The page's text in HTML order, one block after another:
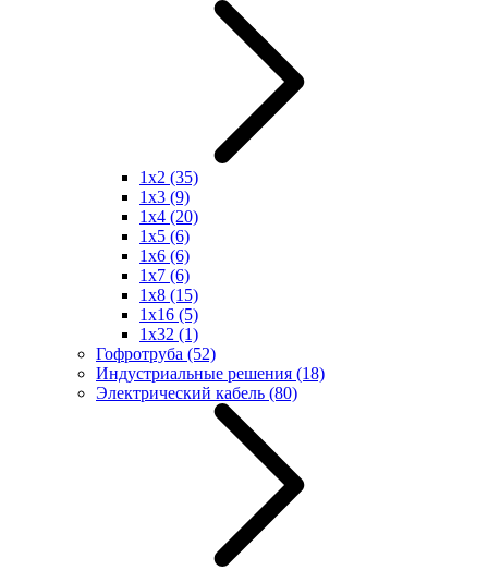
1x2 (35)
1x3 (9)
1x4 (20)
1x5 (6)
1x6 (6)
1x7 (6)
1x8 (15)
1x16 (5)
1x32 (1)
Гофротруба (52)
Индустриальные решения (18)
Электрический кабель (80)